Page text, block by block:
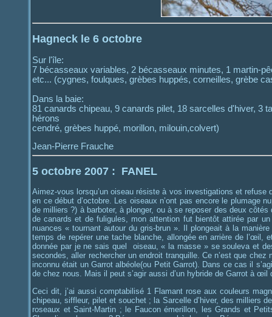
Hagneck le 6 octobre
Sur l'île:
7 bécasseaux variables, 2 bécasseaux minutes, 1 martin-
etc... (cygnes, foulques, grèbes huppés, corneilles, grèbe
Dans la baie:
81 canards chipeau, 9 canards pilet, 18 sarcelles d'hiver, 3
hérons
cendré, grèbes huppé, morillon, milouin,colvert)
Jean-Pierre Frauche
5 octobre 2007 : FANEL
Aimez-vous lorsqu’un oiseau résiste à vos investigations et
en ce début d’octobre. Les oiseaux n’ont pas encore le
de milliers ?) à barboter, à plonger, ou à se reposer des deux
de canards et de fuligules, mon attention fut bientôt attirée par
nuances « tournant autour du gris-brun ». Il plongeait à la
temps de repérer une tache blanche, allongée en arrière de l’œil,
donnée par je ne sais quel oiseau, « la masse » se souleva et
secondes, aller rechercher un endroit tranquille. Ce n’est que
inconnu était un Garrot albéole(ou Petit Garrot). Dans ce cas il
de chez nous. Mais il peut s’agir aussi d’un hybride de Garrot à
Ceci dit, j’ai aussi comptabilisé 1 Flamant rose aux couleurs
chipeau, siffleur, pilet et souchet ; la Sarcelle d’hiver, des milliers
roseaux et Saint-Martin ; le Faucon émerillon, les Grands et